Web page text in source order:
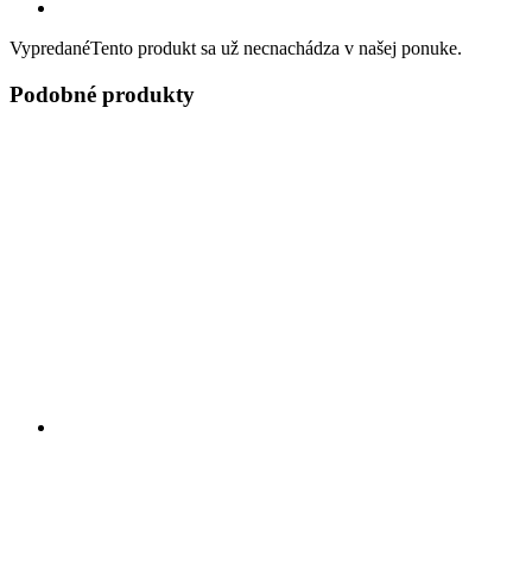
VypredanéTento produkt sa už necnachádza v našej ponuke.
Podobné produkty